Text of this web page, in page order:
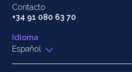
Contacto
+34 91 080 63 70
Idioma
Español